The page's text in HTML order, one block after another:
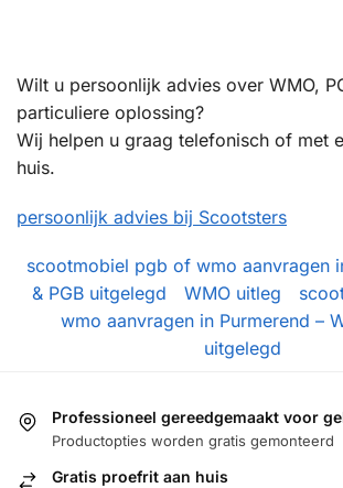
Wilt u persoonlijk advies over WMO,
particuliere oplossing?
Wij helpen u graag telefonisch of met
huis.
persoonlijk advies bij Scootsters
scootmobiel pgb of wmo aanvragen
& PGB uitgelegd
WMO uitleg
wmo aanvragen in Purmerend –
uitgelegd
Professioneel gereedgemaakt voor
Productopties worden gratis gemonteerd
Gratis proefrit aan huis